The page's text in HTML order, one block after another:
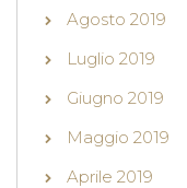
Agosto 2019
Luglio 2019
Giugno 2019
Maggio 2019
Aprile 2019